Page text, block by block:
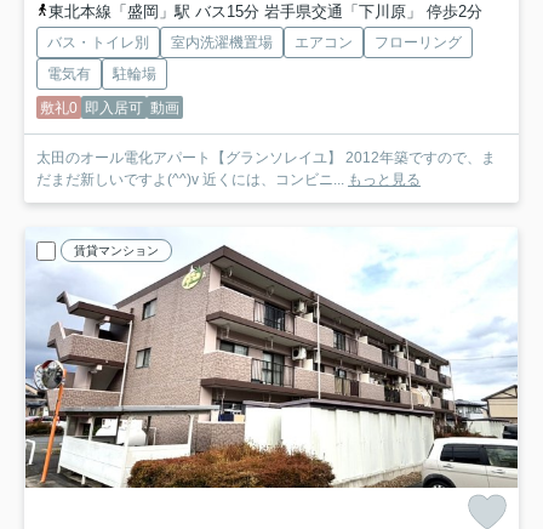
東北本線「盛岡」駅 バス15分 岩手県交通「下川原」 停歩2分
バス・トイレ別 室内洗濯機置場 エアコン
フローリング
電気有
駐輪場
敷礼0 即入居可 動画
太田のオール電化アパート【グランソレイユ】 2012年築ですので、ま
だまだ新しいですよ(^^)v 近くには、コンビニ...
もっと見る
賃貸マンション